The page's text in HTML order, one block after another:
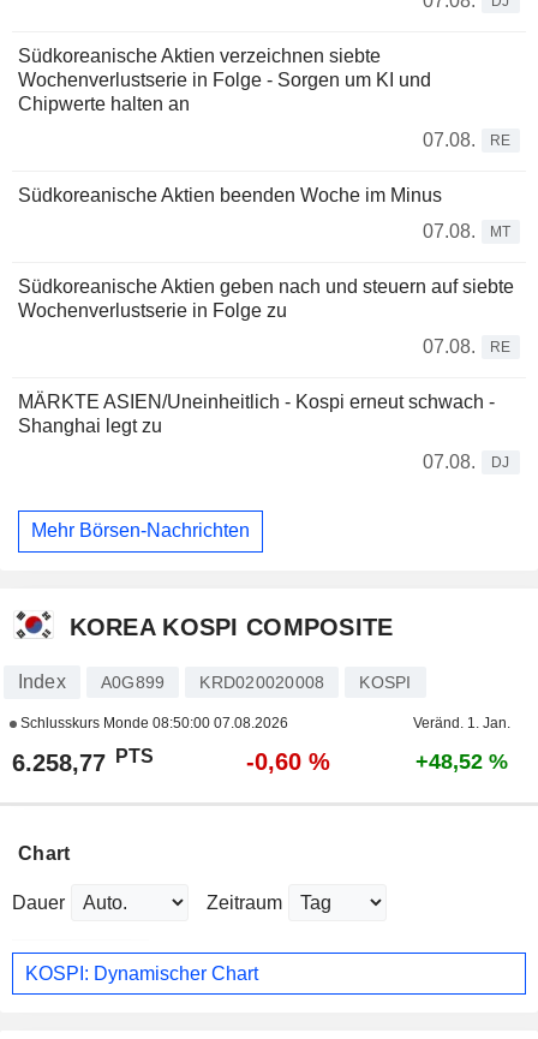
Südkoreanische Aktien verzeichnen siebte
Wochenverlustserie in Folge - Sorgen um KI und
Chipwerte halten an
07.08.
RE
Südkoreanische Aktien beenden Woche im Minus
07.08.
MT
Südkoreanische Aktien geben nach und steuern auf siebte
Wochenverlustserie in Folge zu
07.08.
RE
MÄRKTE ASIEN/Uneinheitlich - Kospi erneut schwach -
Shanghai legt zu
07.08.
DJ
Mehr Börsen-Nachrichten
KOREA KOSPI COMPOSITE
Index A0G899 KRD020020008 KOSPI
Schlusskurs Monde 08:50:00 07.08.2026 Veränd. 1. Jan.
6.258,77 PTS -0,60 % +48,52 %
Chart
Dauer Zeitraum
KOSPI: Dynamischer Chart